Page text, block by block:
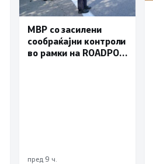
МВР со засилени
сообраќајни контроли
во рамки на ROADPOL:
пред 9 ч.